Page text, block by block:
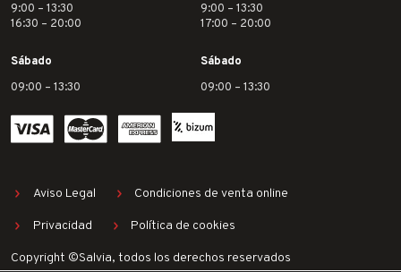
9:00 – 13:30
16:30 – 20:00
Sábado
09:00 – 13:30
9:00 – 13:30
17:00 – 20:00
Sábado
09:00 – 13:30
Copyright ©Salvia, todos los derechos reservados
Aviso Legal Condiciones de venta online
Privacidad Política de cookies